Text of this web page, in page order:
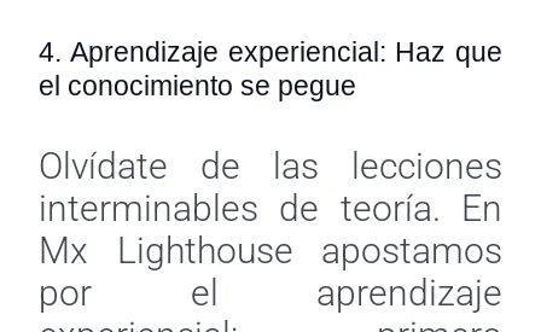
4. Aprendizaje experiencial: Haz que
el conocimiento se pegue
Olvídate de las lecciones
interminables de teoría. En
Mx Lighthouse apostamos
por el aprendizaje